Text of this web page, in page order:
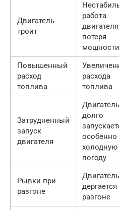
Двигатель
троит
работа
потеря
мощности
Повышенный
расход
топлива
расхода
топлива
Затрудненный
запуск
двигателя
Двигатель
долго
особенно
холодную
погоду
Рывки при
разгоне
Двигатель
разгоне